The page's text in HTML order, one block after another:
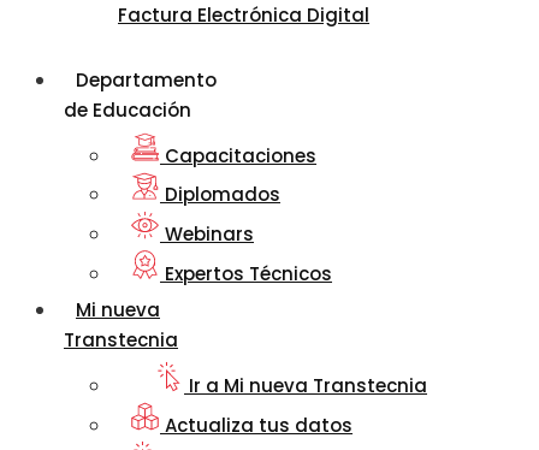
Factura Electrónica Digital
Departamento
de Educación
Capacitaciones
Diplomados
Webinars
Expertos Técnicos
Mi nueva
Transtecnia
Ir a Mi nueva Transtecnia
Actualiza tus datos